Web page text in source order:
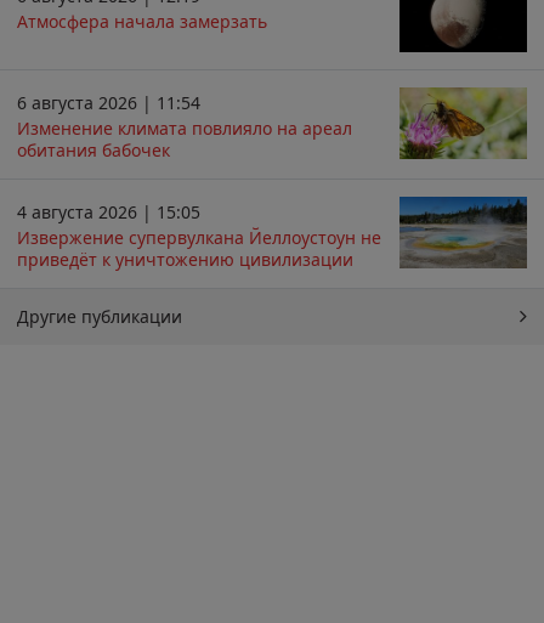
Атмосфера начала замерзать
6 августа 2026 | 11:54
Изменение климата повлияло на ареал
обитания бабочек
4 августа 2026 | 15:05
Извержение супервулкана Йеллоустоун не
приведёт к уничтожению цивилизации
Другие публикации